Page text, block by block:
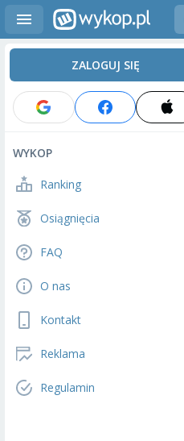
ZALOGUJ SIĘ
WYKOP
Ranking
Osiągnięcia
FAQ
O nas
Kontakt
Reklama
Regulamin